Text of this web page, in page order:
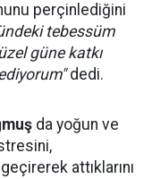
perçinlediğini
tebessüm
güne katkı
dedi.
da yoğun ve
attıklarını